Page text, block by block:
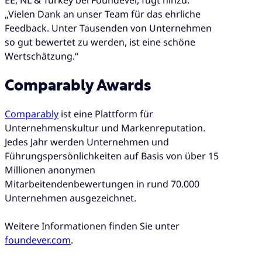
„Vielen Dank an unser Team für das ehrliche
Feedback. Unter Tausenden von Unternehmen
so gut bewertet zu werden, ist eine schöne
Wertschätzung.“
Comparably Awards
Comparably ist eine Plattform für
Unternehmenskultur und Markenreputation.
Jedes Jahr werden Unternehmen und
Führungspersönlichkeiten auf Basis von über 15
Millionen anonymen
Mitarbeitendenbewertungen in rund 70.000
Unternehmen ausgezeichnet.
Weitere Informationen finden Sie unter
foundever.com.